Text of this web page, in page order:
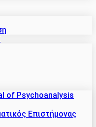
of Psychoanalysis
Επιστήμονας